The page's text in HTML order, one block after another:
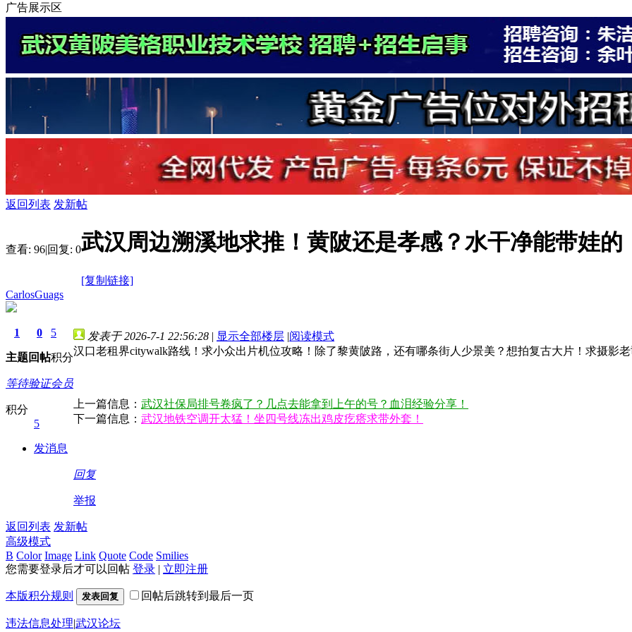
广告展示区
返回列表 发新帖
查看: 96|回复: 0武汉周边溯溪地求推！黄陂还是孝感？水干净能带娃的
[复制链接]
CarlosGuags
1
主题
0
回帖
5
积分
等待验证会员
积分
5
发消息
发表于 2026-7-1 22:56:28 | 显示全部楼层 |阅读模式
汉口老租界citywalk路线！求小众出片机位攻略！除了黎黄陂路，还有哪条街人少景美？想拍复古大片！求摄影
上一篇信息： 武汉社保局排号卷疯了？几点去能拿到上午的号？血泪经验分享！
下一篇信息： 武汉地铁空调开太猛！坐四号线冻出鸡皮疙瘩求带外套！
回复
举报
返回列表 发新帖
高级模式
B Color Image Link Quote Code Smilies
您需要登录后才可以回帖 登录 | 立即注册
本版积分规则 发表回复 回帖后跳转到最后一页
违法信息处理|武汉论坛